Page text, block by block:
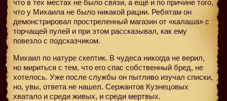
что в тех местах не было связи, а ещё и по причине того,
что у Михаила не было никакой рации. Ребятам он
демонстрировал простреленный магазин от «калаша» с
торчащей пулей и при этом рассказывал, как ему
повезло с подсказчиком.
Михаил по натуре скептик. В чудеса никогда не верил,
но мириться с тем, что его спас собственный бред, не
хотелось. Уже после службы он пытливо изучал списки,
но, увы, ответа не нашел. Сержантов Кузнецовых
хватало и среди живых, и среди мертвых.